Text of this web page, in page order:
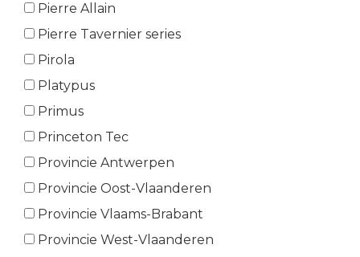
Pierre Allain
Pierre Tavernier series
Pirola
Platypus
Primus
Princeton Tec
Provincie Antwerpen
Provincie Oost-Vlaanderen
Provincie Vlaams-Brabant
Provincie West-Vlaanderen